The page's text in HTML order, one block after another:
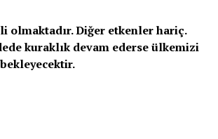
olmaktadır. Diğer etkenler hariç.
kuraklık devam ederse ülkemizi